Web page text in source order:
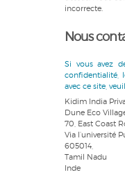
incorrecte.
Nous
Si vous avez
confidentialité,
avec ce site,
Kidim India
Dune Eco
70, East Coast
Via l’université
605014,
Tamil Nadu
Inde